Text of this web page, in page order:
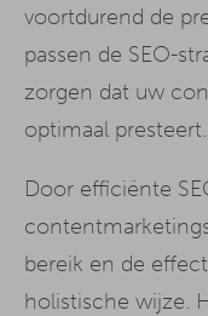
voortdurend de
passen de SEO-
zorgen dat uw
optimaal presteert.
Door efficiënte
bereik en de
holistische wijze.